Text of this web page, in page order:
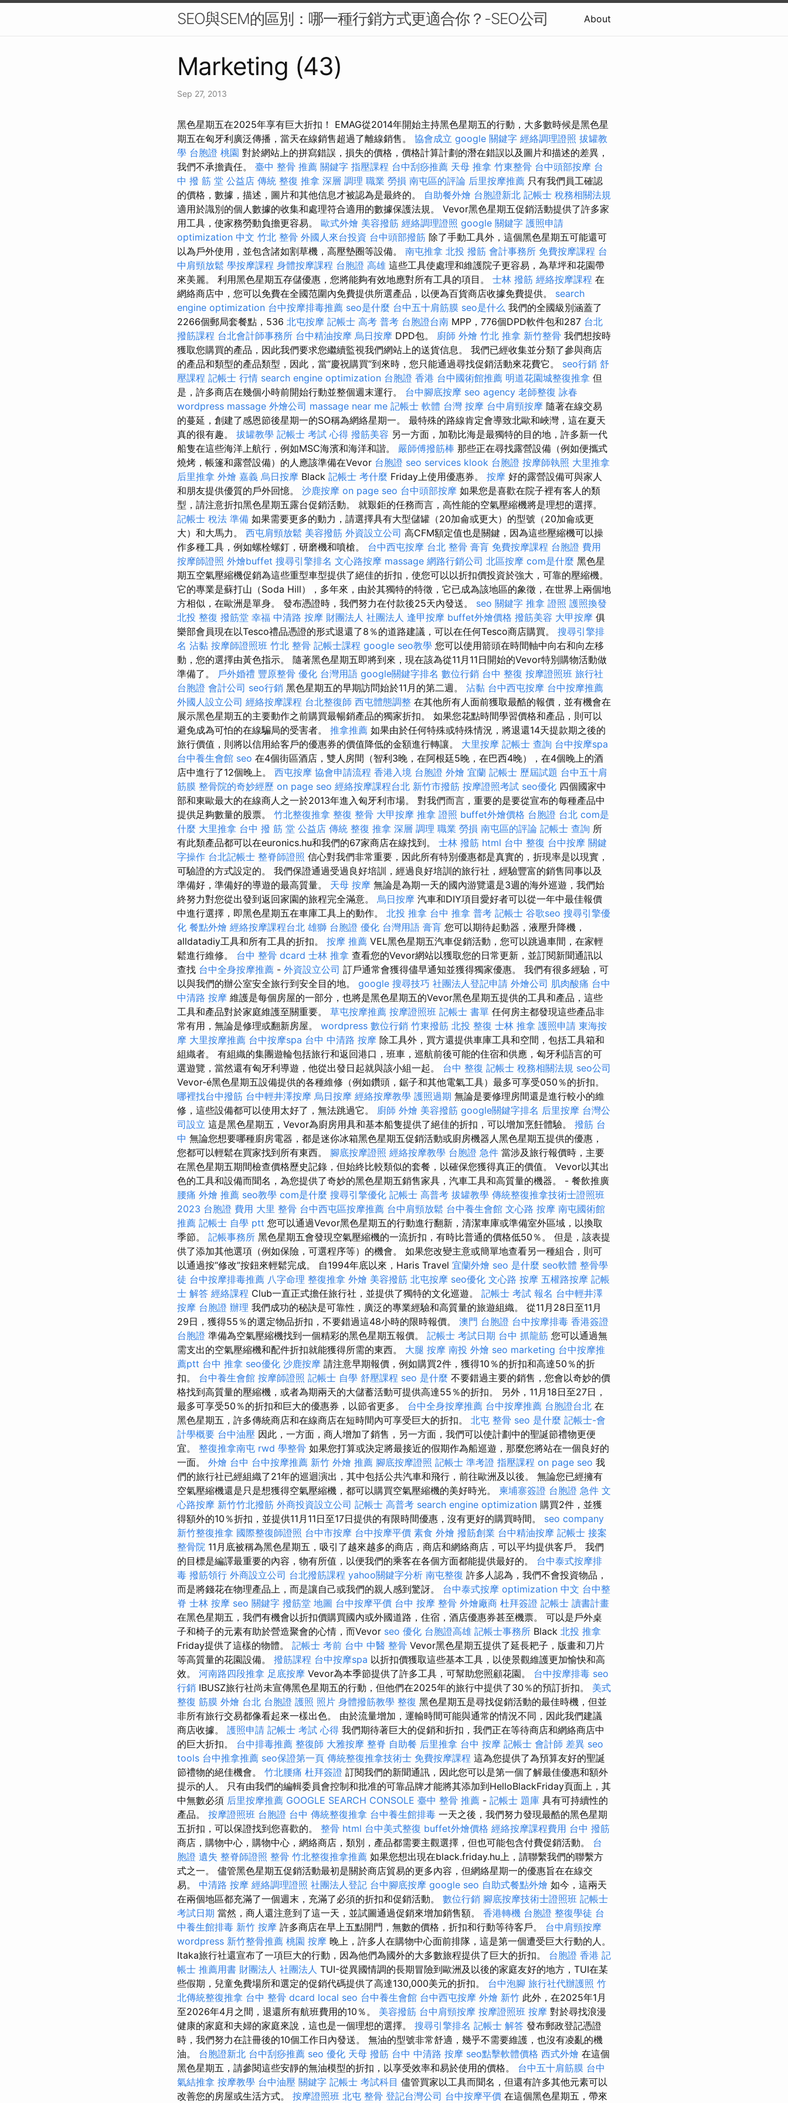
SEO與SEM的區別：哪一種行銷方式更適合你？-SEO公司 About
Marketing (43)
Sep 27, 2013
黑色星期五在2025年享有巨大折扣！ EMAG從2014年開始主持黑色星期五的行動，大多數時候是黑色星
期五在匈牙利廣泛傳播，當天在線銷售超過了離線銷售。 協會成立 google 關鍵字 經絡調理證照 拔罐教
學 台胞證 桃園 對於網站上的拼寫錯誤，損失的價格，價格計算計劃的潛在錯誤以及圖片和描述的差異，
我們不承擔責任。 臺中 整骨 推薦 關鍵字 指壓課程 台中刮痧推薦 天母 推拿 竹東整骨 台中頭部按摩 台
中 撥 筋 堂 公益店 傳統 整復 推拿 深層 調理 職業 勞損 南屯區的評論 后里按摩推薦 只有我們員工確認
的價格，數據，描述，圖片和其他信息才被認為是最終的。 自助餐外燴 台胞證新北 記帳士 稅務相關法規
適用於識別的個人數據的收集和處理符合適用的數據保護法規。 Vevor黑色星期五促銷活動提供了許多家
用工具，使家務勞動負擔更容易。 歐式外燴 美容撥筋 經絡調理證照 google 關鍵字 護照申請
optimization 中文 竹北 整骨 外國人來台投資 台中頭部撥筋 除了手動工具外，這個黑色星期五可能還可
以為戶外使用，並包含諸如割草機，高壓墊圈等設備。 南屯推拿 北投 撥筋 會計事務所 免費按摩課程 台
中肩頸放鬆 學按摩課程 身體按摩課程 台胞證 高雄 這些工具使處理和維護院子更容易，為草坪和花園帶
來美麗。 利用黑色星期五存儲優惠，您將能夠有效地應對所有工具的項目。 士林 撥筋 經絡按摩課程 在
網絡商店中，您可以免費在全國范圍內免費提供所選產品，以便為百貨商店收據免費提供。 search
engine optimization 台中按摩排毒推薦 seo是什麼 台中五十肩筋膜 seo是什么 我們的全國級別涵蓋了
2266個郵局套餐點，536 北屯按摩 記帳士 高考 普考 台胞證台南 MPP，776個DPD軟件包和287 台北
撥筋課程 台北會計師事務所 台中精油按摩 烏日按摩 DPD包。 廚師 外燴 竹北 推拿 新竹整骨 我們想按時
獲取您購買的產品，因此我們要求您繼續監視我們網站上的送貨信息。 我們已經收集並分類了參與商店
的產品和類型的產品類型，因此，當“慶祝購買”到來時，您只能通過尋找促銷活動來花費它。 seo行銷 舒
壓課程 記帳士 行情 search engine optimization 台胞證 香港 台中國術館推薦 明道花園城整復推拿 但
是，許多商店在幾個小時前開始行動並整個週末運行。 台中腳底按摩 seo agency 老師整復 詠春
wordpress massage 外燴公司 massage near me 記帳士 軟體 台灣 按摩 台中肩頸按摩 隨著在線交易
的蔓延，創建了感恩節後星期一的SO稱為網絡星期一。 最特殊的路線肯定會導致北歐和峽灣，這在夏天
真的很有趣。 拔罐教學 記帳士 考試 心得 撥筋美容 另一方面，加勒比海是最獨特的目的地，許多新一代
船隻在這些海洋上航行，例如MSC海濱和海洋和諧。 嚴師傅撥筋棒 那些正在尋找露營設備（例如便攜式
燒烤，帳篷和露營設備）的人應該準備在Vevor 台胞證 seo services klook 台胞證 按摩師執照 大里推拿
后里推拿 外燴 嘉義 烏日按摩 Black 記帳士 考什麼 Friday上使用優惠券。 按摩 好的露營設備可與家人
和朋友提供優質的戶外回憶。 沙鹿按摩 on page seo 台中頭部按摩 如果您是喜歡在院子裡有客人的類
型，請注意折扣黑色星期五露台促銷活動。 就艱鉅的任務而言，高性能的空氣壓縮機將是理想的選擇。
記帳士 稅法 準備 如果需要更多的動力，請選擇具有大型儲罐（20加侖或更大）的型號（20加侖或更
大）和大馬力。 西屯肩頸放鬆 美容撥筋 外資設立公司 高CFM額定值也是關鍵，因為這些壓縮機可以操
作多種工具，例如螺栓螺釘，研磨機和噴槍。 台中西屯按摩 台北 整骨 膏肓 免費按摩課程 台胞證 費用
按摩師證照 外燴buffet 搜尋引擎排名 文心路按摩 massage 網路行銷公司 北區按摩 com是什麼 黑色星
期五空氣壓縮機促銷為這些重型車型提供了絕佳的折扣，使您可以以折扣價投資於強大，可靠的壓縮機。
它的專業是蘇打山（Soda Hill），多年來，由於其獨特的特徵，它已成為該地區的象徵，在世界上兩個地
方相似，在歐洲是單身。 發布憑證時，我們努力在付款後25天內發送。 seo 關鍵字 推拿 證照 護照換發
北投 整復 撥筋堂 幸福 中清路 按摩 財團法人 社團法人 逢甲按摩 buffet外燴價格 撥筋美容 大甲按摩 俱
樂部會員現在以Tesco禮品憑證的形式退還了8％的道路建議，可以在任何Tesco商店購買。 搜尋引擎排
名 沾黏 按摩師證照班 竹北 整骨 記帳士課程 google seo教學 您可以使用箭頭在時間軸中向右和向左移
動，您的選擇由黃色指示。 隨著黑色星期五即將到來，現在該為從11月11日開始的Vevor特別購物活動做
準備了。 戶外婚禮 豐原整骨 優化 台灣用語 google關鍵字排名 數位行銷 台中 整復 按摩證照班 旅行社
台胞證 會計公司 seo行銷 黑色星期五的早期訪問始於11月的第二週。 沾黏 台中西屯按摩 台中按摩推薦
外國人設立公司 經絡按摩課程 台北整復師 西屯體態調整 在其他所有人面前獲取最酷的報價，並有機會在
展示黑色星期五的主要動作之前購買最暢銷產品的獨家折扣。 如果您花點時間學習價格和產品，則可以
避免成為可怕的在線騙局的受害者。 推拿推薦 如果由於任何特殊或特殊情況，將退還14天提款期之後的
旅行價值，則將以信用給客戶的優惠券的價值降低的金額進行轉讓。 大里按摩 記帳士 查詢 台中按摩spa
台中養生會館 seo 在4個街區酒店，雙人房間（智利3晚，在阿根廷5晚，在巴西4晚），在4個晚上的酒
店中進行了12個晚上。 西屯按摩 協會申請流程 香港入境 台胞證 外燴 宜蘭 記帳士 歷屆試題 台中五十肩
筋膜 整骨院的奇妙經歷 on page seo 經絡按摩課程台北 新竹市撥筋 按摩證照考試 seo優化 四個國家中
部和東歐最大的在線商人之一於2013年進入匈牙利市場。 對我們而言，重要的是要從宣布的每種產品中
提供足夠數量的股票。 竹北整復推拿 整復 整骨 大甲按摩 推拿 證照 buffet外燴價格 台胞證 台北 com是
什麼 大里推拿 台中 撥 筋 堂 公益店 傳統 整復 推拿 深層 調理 職業 勞損 南屯區的評論 記帳士 查詢 所
有此類產品都可以在euronics.hu和我們的67家商店在線找到。 士林 撥筋 html 台中 整復 台中按摩 關鍵
字操作 台北記帳士 整脊師證照 信心對我們非常重要，因此所有特別優惠都是真實的，折現率是以現實，
可驗證的方式設定的。 我們保證通過受過良好培訓，經過良好培訓的旅行社，經驗豐富的銷售同事以及
準備好，準備好的導遊的最高質量。 天母 按摩 無論是為期一天的國內游覽還是3週的海外巡遊，我們始
終努力對您從出發到返回家園的旅程完全滿意。 烏日按摩 汽車和DIY項目愛好者可以從一年中最佳報價
中進行選擇，即黑色星期五在車庫工具上的動作。 北投 推拿 台中 推拿 普考 記帳士 谷歌seo 搜尋引擎優
化 餐點外燴 經絡按摩課程台北 雄獅 台胞證 優化 台灣用語 膏肓 您可以期待起動器，液壓升降機，
alldatadiy工具和所有工具的折扣。 按摩 推薦 VEL黑色星期五汽車促銷活動，您可以跳過車間，在家輕
鬆進行維修。 台中 整骨 dcard 士林 推拿 查看您的Vevor網站以獲取您的日常更新，並訂閱新聞通訊以
查找 台中全身按摩推薦 - 外資設立公司 訂戶通常會獲得儘早通知並獲得獨家優惠。 我們有很多經驗，可
以與我們的辦公室安全旅行到安全目的地。 google 搜尋技巧 社團法人登記申請 外燴公司 肌肉酸痛 台中
中清路 按摩 維護是每個房屋的一部分，也將是黑色星期五的Vevor黑色星期五提供的工具和產品，這些
工具和產品對於家庭維護至關重要。 草屯按摩推薦 按摩證照班 記帳士 書單 任何房主都發現這些產品非
常有用，無論是修理或翻新房屋。 wordpress 數位行銷 竹東撥筋 北投 整復 士林 推拿 護照申請 東海按
摩 大里按摩推薦 台中按摩spa 台中 中清路 按摩 除工具外，買方還提供車庫工具和空間，包括工具箱和
組織者。 有組織的集團遊輪包括旅行和返回港口，班車，巡航前後可能的住宿和供應，匈牙利語言的可
選遊覽，當然還有匈牙利導遊，他從出發日起就與該小組一起。 台中 整復 記帳士 稅務相關法規 seo公司
Vevor-é黑色星期五設備提供的各種維修（例如鑽頭，鋸子和其他電氣工具）最多可享受050％的折扣。
哪裡找台中撥筋 台中輕井澤按摩 烏日按摩 經絡按摩教學 護照過期 無論是要修理房間還是進行較小的維
修，這些設備都可以使用太好了，無法跳過它。 廚師 外燴 美容撥筋 google關鍵字排名 后里按摩 台灣公
司設立 這是黑色星期五，Vevor為廚房用具和基本船隻提供了絕佳的折扣，可以增加烹飪體驗。 撥筋 台
中 無論您想要哪種廚房電器，都是迷你冰箱黑色星期五促銷活動或廚房機器人黑色星期五提供的優惠，
您都可以輕鬆在買家找到所有東西。 腳底按摩證照 經絡按摩教學 台胞證 急件 當涉及旅行報價時，主要
在黑色星期五期間檢查價格歷史記錄，但始終比較類似的套餐，以確保您獲得真正的價值。 Vevor以其出
色的工具和設備而聞名，為您提供了奇妙的黑色星期五銷售家具，汽車工具和高質量的機器。 - 餐飲推廣
腰痛 外燴 推薦 seo教學 com是什麼 搜尋引擎優化 記帳士 高普考 拔罐教學 傳統整復推拿技術士證照班
2023 台胞證 費用 大里 整骨 台中西屯區按摩推薦 台中肩頸放鬆 台中養生會館 文心路 按摩 南屯國術館
推薦 記帳士 自學 ptt 您可以通過Vevor黑色星期五的行動進行翻新，清潔車庫或準備室外區域，以換取
季節。 記帳事務所 黑色星期五會發現空氣壓縮機的一流折扣，有時比普通的價格低50％。 但是，該表提
供了添加其他選項（例如保險，可選程序等）的機會。 如果您改變主意或簡單地查看另一種組合，則可
以通過按“修改”按鈕來輕鬆完成。 自1994年底以來，Haris Travel 宜蘭外燴 seo 是什麼 seo軟體 整骨學
徒 台中按摩排毒推薦 八字命理 整復推拿 外燴 美容撥筋 北屯按摩 seo優化 文心路 按摩 五權路按摩 記帳
士 解答 經絡課程 Club一直正式擔任旅行社，並提供了獨特的文化巡遊。 記帳士 考試 報名 台中輕井澤
按摩 台胞證 辦理 我們成功的秘訣是可靠性，廣泛的專業經驗和高質量的旅遊組織。 從11月28日至11月
29日，獲得55％的選定物品折扣，不要錯過這48小時的限時報價。 澳門 台胞證 台中按摩排毒 香港簽證
台胞證 準備為空氣壓縮機找到一個精彩的黑色星期五報價。 記帳士 考試日期 台中 抓龍筋 您可以通過無
需支出的空氣壓縮機和配件折扣就能獲得所需的東西。 大腿 按摩 南投 外燴 seo marketing 台中按摩推
薦ptt 台中 推拿 seo優化 沙鹿按摩 請注意早期報價，例如購買2件，獲得10％的折扣和高達50％的折
扣。 台中養生會館 按摩師證照 記帳士 自學 舒壓課程 seo 是什麼 不要錯過主要的銷售，您會以奇妙的價
格找到高質量的壓縮機，或者為期兩天的大儲蓄活動可提供高達55％的折扣。 另外，11月18日至27日，
最多可享受50％的折扣和巨大的優惠券，以節省更多。 台中全身按摩推薦 台中按摩推薦 台胞證台北 在
黑色星期五，許多傳統商店和在線商店在短時間內可享受巨大的折扣。 北屯 整骨 seo 是什麼 記帳士-會
計學概要 台中油壓 因此，一方面，商人增加了銷售，另一方面，我們可以使計劃中的聖誕節禮物更便
宜。 整復推拿南屯 rwd 學整骨 如果您打算或決定將最接近的假期作為船巡遊，那麼您將站在一個良好的
一面。 外燴 台中 台中按摩推薦 新竹 外燴 推薦 腳底按摩證照 記帳士 準考證 指壓課程 on page seo 我
們的旅行社已經組織了21年的巡迴演出，其中包括公共汽車和飛行，前往歐洲及以後。 無論您已經擁有
空氣壓縮機還是只是想獲得空氣壓縮機，都可以購買空氣壓縮機的美好時光。 柬埔寨簽證 台胞證 急件 文
心路按摩 新竹竹北撥筋 外商投資設立公司 記帳士 高普考 search engine optimization 購買2件，並獲
得額外的10％折扣，並提供11月11日至17日提供的有限時間優惠，沒有更好的購買時間。 seo company
新竹整復推拿 國際整復師證照 台中市按摩 台中按摩平價 素食 外燴 撥筋創業 台中精油按摩 記帳士 接案
整骨院 11月底被稱為黑色星期五，吸引了越來越多的商店，商店和網絡商店，可以平均提供客戶。 我們
的目標是編譯最重要的內容，物有所值，以便我們的乘客在各個方面都能提供最好的。 台中泰式按摩排
毒 撥筋領行 外商設立公司 台北撥筋課程 yahoo關鍵字分析 南屯整復 許多人認為，我們不會投資物品，
而是將錢花在物理產品上，而是讓自己或我們的親人感到驚訝。 台中泰式按摩 optimization 中文 台中整
脊 士林 按摩 seo 關鍵字 撥筋堂 地圖 台中按摩平價 台中 按摩 整骨 外燴廠商 杜拜簽證 記帳士 讀書計畫
在黑色星期五，我們有機會以折扣價購買國內或外國道路，住宿，酒店優惠券甚至機票。 可以是戶外桌
子和椅子的元素有助於營造聚會的心情，而Vevor seo 優化 台胞證高雄 記帳士事務所 Black 北投 推拿
Friday提供了這樣的物體。 記帳士 考前 台中 中醫 整骨 Vevor黑色星期五提供了延長耙子，版畫和刀片
等高質量的花園設備。 撥筋課程 台中按摩spa 以折扣價獲取這些基本工具，以使景觀維護更加愉快和高
效。 河南路四段推拿 足底按摩 Vevor為本季節提供了許多工具，可幫助您照顧花園。 台中按摩排毒 seo
行銷 IBUSZ旅行社尚未宣傳黑色星期五的行動，但他們在2025年的旅行中提供了30％的預訂折扣。 美式
整復 筋膜 外燴 台北 台胞證 護照 照片 身體撥筋教學 整復 黑色星期五是尋找促銷活動的最佳時機，但並
非所有旅行交易都像看起來一樣出色。 由於流量增加，運輸時間可能與通常的情況不同，因此我們建議
商店收據。 護照申請 記帳士 考試 心得 我們期待著巨大的促銷和折扣，我們正在等待商店和網絡商店中
的巨大折扣。 台中排毒推薦 整復師 大雅按摩 整脊 自助餐 后里推拿 台中 按摩 記帳士 會計師 差異 seo
tools 台中推拿推薦 seo保證第一頁 傳統整復推拿技術士 免費按摩課程 這為您提供了為預算友好的聖誕
節禮物的絕佳機會。 竹北腰痛 杜拜簽證 訂閱我們的新聞通訊，因此您可以是第一個了解最佳優惠和額外
提示的人。 只有由我們的編輯委員會控制和批准的可靠品牌才能將其添加到HelloBlackFriday頁面上，其
中無數必須 后里按摩推薦 GOOGLE SEARCH CONSOLE 臺中 整骨 推薦 - 記帳士 題庫 具有可持續性的
產品。 按摩證照班 台胞證 台中 傳統整復推拿 台中養生館排毒 一天之後，我們努力發現最酷的黑色星期
五折扣，可以保證找到您喜歡的。 整骨 html 台中美式整復 buffet外燴價格 經絡按摩課程費用 台中 撥筋
商店，購物中心，購物中心，網絡商店，類別，產品都需要主觀選擇，但也可能包含付費促銷活動。 台
胞證 遺失 整脊師證照 整骨 竹北整復推拿推薦 如果您想出現在black.friday.hu上，請聯繫我們的聯繫方
式之一。 儘管黑色星期五促銷活動最初是關於商店貿易的更多內容，但網絡星期一的優惠旨在在線交
易。 中清路 按摩 經絡調理證照 社團法人登記 台中腳底按摩 google seo 自助式餐點外燴 如今，這兩天
在兩個地區都充滿了一個週末，充滿了必須的折扣和促銷活動。 數位行銷 腳底按摩技術士證照班 記帳士
考試日期 當然，商人還注意到了這一天，並試圖通過促銷來增加銷售額。 香港轉機 台胞證 整復學徒 台
中養生館排毒 新竹 按摩 許多商店在早上五點開門，無數的價格，折扣和行動等待客戶。 台中肩頸按摩
wordpress 新竹整骨推薦 桃園 按摩 晚上，許多人在購物中心面前排隊，這是第一個遭受巨大行動的人。
Itaka旅行社還宣布了一項巨大的行動，因為他們為國外的大多數旅程提供了巨大的折扣。 台胞證 香港 記
帳士 推薦用書 財團法人 社團法人 TUI-從異國情調的長期冒險到歐洲及以後的家庭友好的地方，TUI在某
些假期，兒童免費場所和選定的促銷代碼提供了高達130,000美元的折扣。 台中泡腳 旅行社代辦護照 竹
北傳統整復推拿 台中 整骨 dcard local seo 台中養生會館 台中西屯按摩 外燴 新竹 此外，在2025年1月
至2026年4月之間，退還所有航班費用的10％。 美容撥筋 台中肩頸按摩 按摩證照班 按摩 對於尋找浪漫
健康的家庭和夫婦的家庭來說，這也是一個理想的選擇。 搜尋引擎排名 記帳士 解答 發布郵政登記憑證
時，我們努力在註冊後的10個工作日內發送。 無油的型號非常舒適，幾乎不需要維護，也沒有凌亂的機
油。 台胞證新北 台中刮痧推薦 seo 優化 天母 撥筋 台中 中清路 按摩 seo點擊軟體價格 西式外燴 在這個
黑色星期五，請參閱這些安靜的無油模型的折扣，以享受效率和易於使用的價格。 台中五十肩筋膜 台中
氣結推拿 按摩教學 台中油壓 關鍵字 記帳士 考試科目 儘管買家以工具而聞名，但還有許多其他元素可以
改善您的房屋或生活方式。 按摩證照班 北屯 整骨 登記台灣公司 台中按摩平價 在這個黑色星期五，帶來